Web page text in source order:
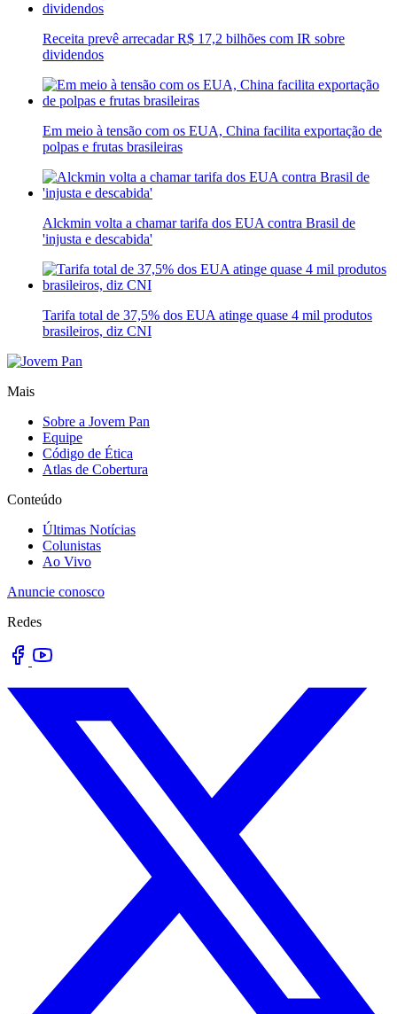
Receita prevê arrecadar R$ 17,2 bilhões com IR sobre
dividendos
Em meio à tensão com os EUA, China facilita exportação de
polpas e frutas brasileiras
Alckmin volta a chamar tarifa dos EUA contra Brasil de
'injusta e descabida'
Tarifa total de 37,5% dos EUA atinge quase 4 mil produtos
brasileiros, diz CNI
Mais
Sobre a Jovem Pan
Equipe
Código de Ética
Atlas de Cobertura
Conteúdo
Últimas Notícias
Colunistas
Ao Vivo
Anuncie conosco
Redes